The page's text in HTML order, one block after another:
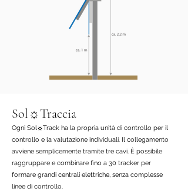
Sol☼Traccia
Ogni Sol☼Track ha la propria unità di controllo per il
controllo e la valutazione individuali. Il collegamento
avviene semplicemente tramite tre cavi. È possibile
raggruppare e combinare fino a 30 tracker per
formare grandi centrali elettriche, senza complesse
linee di controllo.